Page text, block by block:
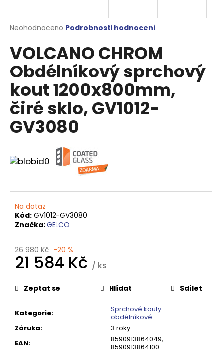
Průměrné
produktu
je
0,0
z
5
hvězdiček.
Neohodnoceno Podrobnosti hodnocení
VOLCANO CHROM
Obdélníkový sprchový
kout 1200x800mm,
čiré sklo, GV1012-
GV3080
Na dotaz
Kód: GV1012-GV3080
Značka:GELCO
26 980 Kč –20 %
21 584 Kč / ks
Měrná
cena:
Kategorie:
Sprchové kouty
obdélníkové
Záruka:
3 roky
EAN:
8590913864049,
8590913864100
Zeptat se Hlídat Sdílet
j
t
?
HLEDAT
D
o
u
č
e
m
e
SIMPLY
BLACK
ČTVRTKRUHOVÝ
SPRCHOVÝ